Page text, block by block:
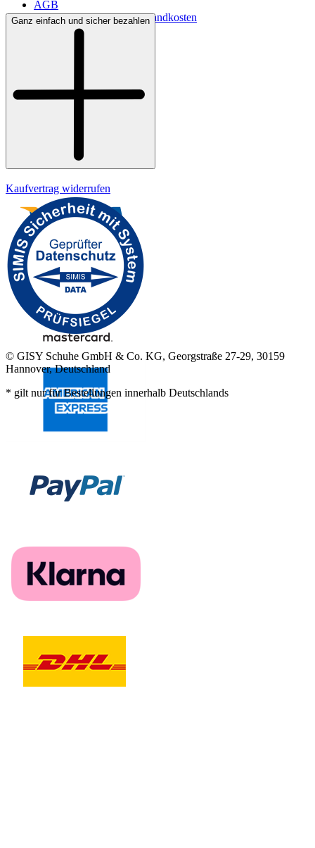
AGB
Lieferbedingungen & Versandkosten
Bezahlung
Ganz einfach und sicher bezahlen
Kaufvertrag widerrufen
© GISY Schuhe GmbH & Co. KG, Georgstraße 27-29, 30159
Hannover, Deutschland
* gilt nur für Bestellungen innerhalb Deutschlands